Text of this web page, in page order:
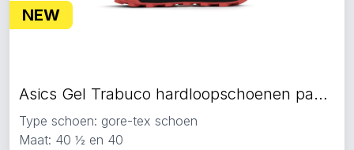
NEW
Asics Gel Trabuco hardloopschoenen paars
Type schoen: gore-tex schoen
Maat: 40 ½ en 40